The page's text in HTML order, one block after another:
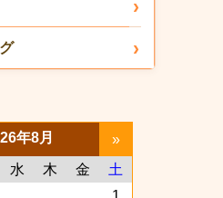
年8月
»
水 木 金
土